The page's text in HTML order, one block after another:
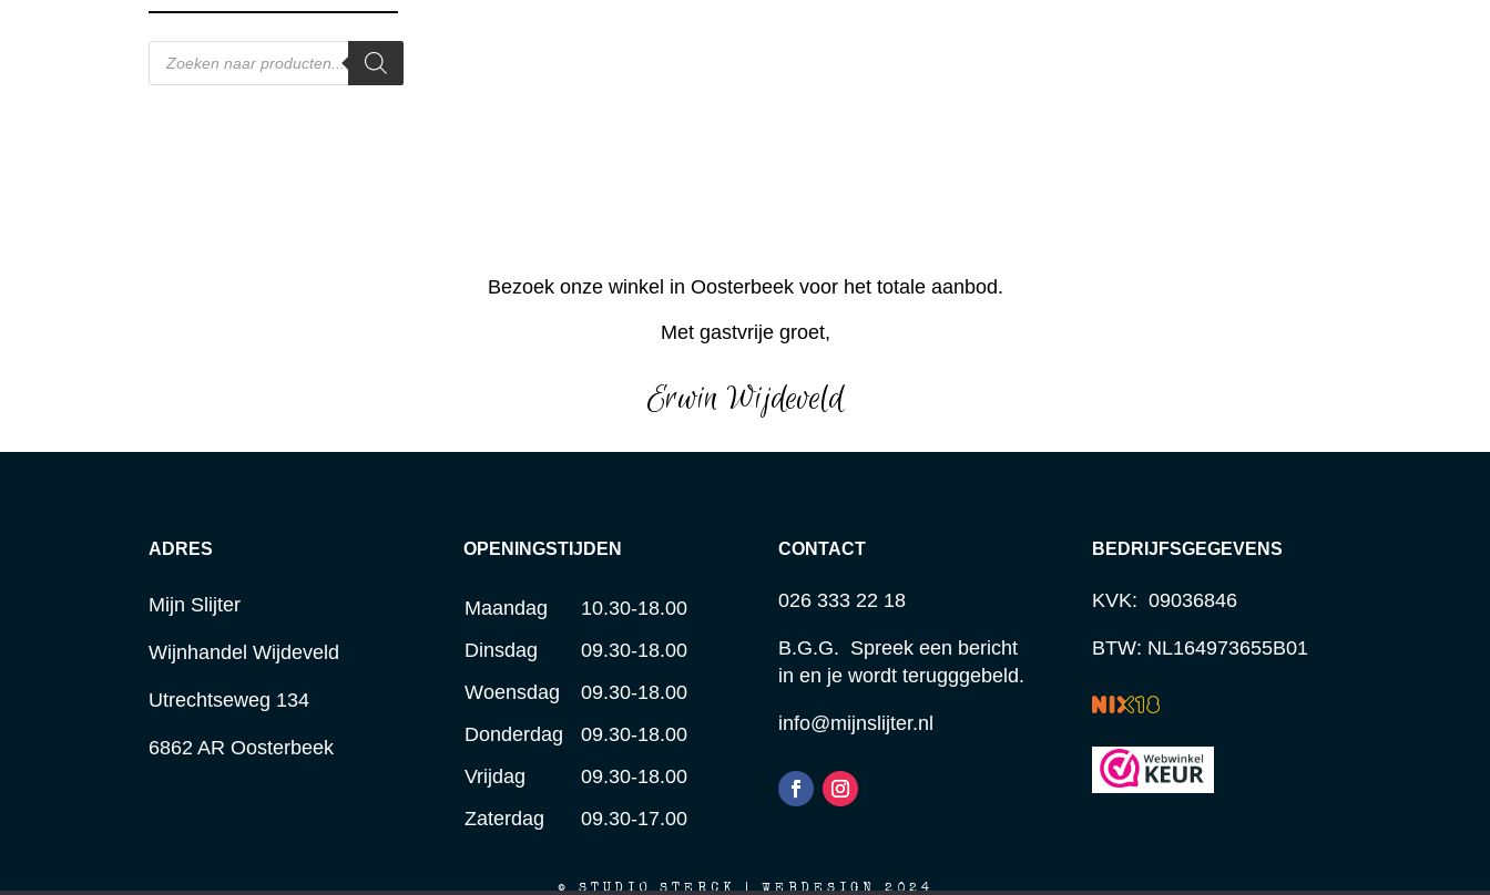
Producten
zoeken
Bezoek onze winkel in Oosterbeek voor het totale aanbod.
Met gastvrije groet,
Erwin Wijdeveld
ADRES
Mijn Slijter
Wijnhandel Wijdeveld
Utrechtseweg 134
6862 AR Oosterbeek
OPENINGSTIJDEN
Maandag
10.30-18.00
Dinsdag
09.30-18.00
Woensdag
09.30-18.00
Donderdag
09.30-18.00
Vrijdag
09.30-18.00
Zaterdag
09.30-17.00
CONTACT
026 333 22 18
B.G.G. Spreek een bericht
in en je wordt terugggebeld.
info@mijnslijter.nl
BEDRIJFSGEGEVENS
KVK: 09036846
BTW: NL164973655B01
© STUDIO STERCK | WEBDESIGN 2024